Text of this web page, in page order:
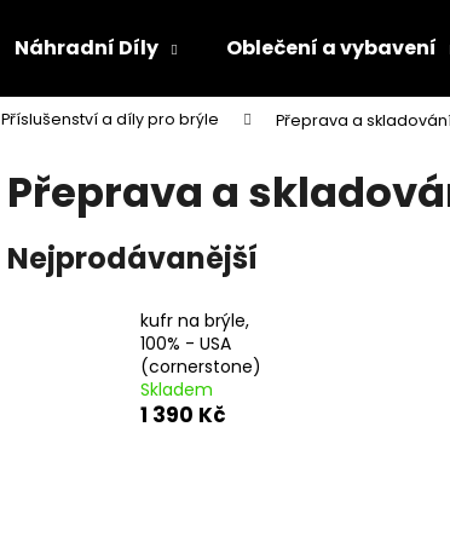
Náhradní Díly Oblečení a vybavení
Příslušenství a díly pro brýle Přeprava a
Přeprava a
Nejprodávanější
kufr na brýle,
100% - USA
(cornerstone)
Skladem
1 390 Kč
Co potřebujete najít?
Doporučujeme